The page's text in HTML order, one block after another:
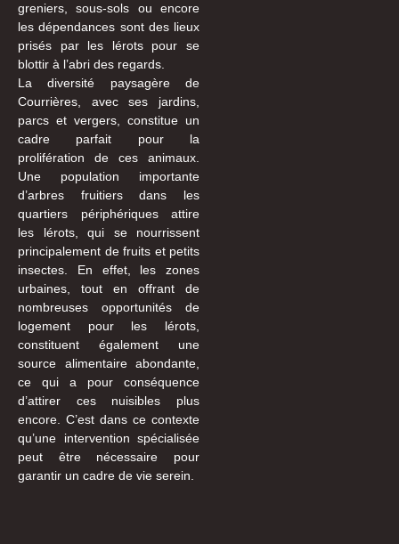
greniers, sous-sols ou encore
les dépendances sont des lieux
prisés par les lérots pour se
blottir à l’abri des regards.
La diversité paysagère de
Courrières, avec ses jardins,
parcs et vergers, constitue un
cadre parfait pour la
prolifération de ces animaux.
Une population importante
d’arbres fruitiers dans les
quartiers périphériques attire
les lérots, qui se nourrissent
principalement de fruits et petits
insectes. En effet, les zones
urbaines, tout en offrant de
nombreuses opportunités de
logement pour les lérots,
constituent également une
source alimentaire abondante,
ce qui a pour conséquence
d’attirer ces nuisibles plus
encore. C’est dans ce contexte
qu’une intervention spécialisée
peut être nécessaire pour
garantir un cadre de vie serein.